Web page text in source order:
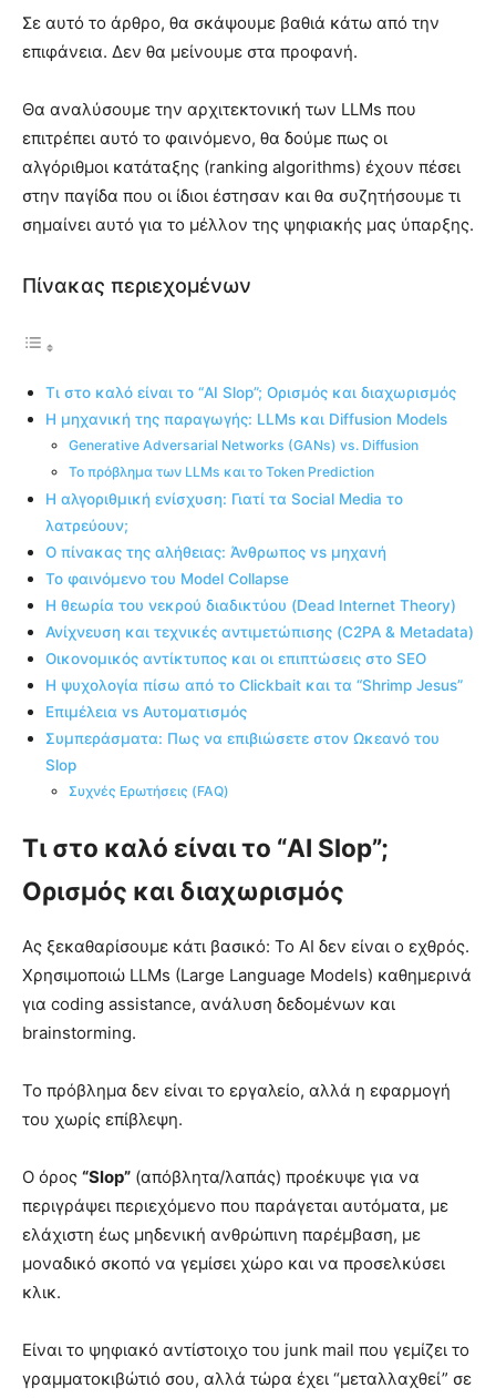
Σε αυτό το άρθρο, θα σκάψουμε βαθιά κάτω από την
επιφάνεια. Δεν θα μείνουμε στα προφανή.
Θα αναλύσουμε την αρχιτεκτονική των LLMs που
επιτρέπει αυτό το φαινόμενο, θα δούμε πως οι
αλγόριθμοι κατάταξης (ranking algorithms) έχουν πέσει
στην παγίδα που οι ίδιοι έστησαν και θα συζητήσουμε τι
σημαίνει αυτό για το μέλλον της ψηφιακής μας ύπαρξης.
Πίνακας περιεχομένων
Τι στο καλό είναι το “AI Slop”; Ορισμός και διαχωρισμός
Η μηχανική της παραγωγής: LLMs και Diffusion Models
Generative Adversarial Networks (GANs) vs. Diffusion
Το πρόβλημα των LLMs και το Token Prediction
Η αλγοριθμική ενίσχυση: Γιατί τα Social Media το
λατρεύουν;
Ο πίνακας της αλήθειας: Άνθρωπος vs μηχανή
Το φαινόμενο του Model Collapse
Η θεωρία του νεκρού διαδικτύου (Dead Internet Theory)
Ανίχνευση και τεχνικές αντιμετώπισης (C2PA & Metadata)
Οικονομικός αντίκτυπος και οι επιπτώσεις στο SEO
Η ψυχολογία πίσω από το Clickbait και τα “Shrimp Jesus”
Επιμέλεια vs Αυτοματισμός
Συμπεράσματα: Πως να επιβιώσετε στον Ωκεανό του
Slop
Συχνές Ερωτήσεις (FAQ)
Τι στο καλό είναι το “AI Slop”;
Ορισμός και διαχωρισμός
Ας ξεκαθαρίσουμε κάτι βασικό: Το AI δεν είναι ο εχθρός.
Χρησιμοποιώ LLMs (Large Language Models) καθημερινά
για coding assistance, ανάλυση δεδομένων και
brainstorming.
Το πρόβλημα δεν είναι το εργαλείο, αλλά η εφαρμογή
του χωρίς επίβλεψη.
Ο όρος “Slop” (απόβλητα/λαπάς) προέκυψε για να
περιγράψει περιεχόμενο που παράγεται αυτόματα, με
ελάχιστη έως μηδενική ανθρώπινη παρέμβαση, με
μοναδικό σκοπό να γεμίσει χώρο και να προσελκύσει
κλικ.
Είναι το ψηφιακό αντίστοιχο του junk mail που γεμίζει το
γραμματοκιβώτιό σου, αλλά τώρα έχει “μεταλλαχθεί” σε